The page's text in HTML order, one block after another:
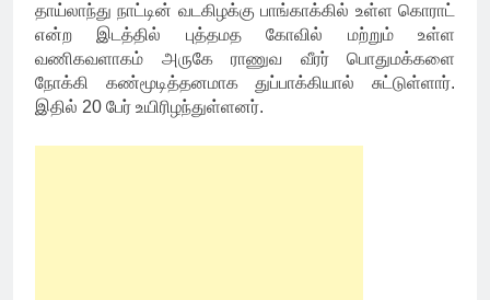
தாய்லாந்து நாட்டின் வடகிழக்கு பாங்காக்கில் உள்ள கொராட்
என்ற இடத்தில் புத்தமத கோவில் மற்றும் உள்ள
வணிகவளாகம் அருகே ராணுவ வீரர் பொதுமக்களை
நோக்கி கண்மூடித்தனமாக துப்பாக்கியால் சுட்டுள்ளார்.
இதில் 20 பேர் உயிரிழந்துள்ளனர்.